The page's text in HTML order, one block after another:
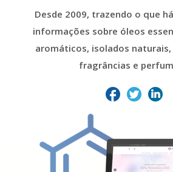
Desde 2009, trazendo o que
informações sobre óleos
aromáticos, isolados
fragrâncias e